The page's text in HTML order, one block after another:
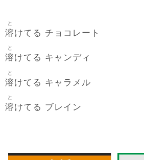
溶
と
けてる チョコレート
溶
と
けてる キャンディ
溶
と
けてる キャラメル
溶
と
けてる ブレイン